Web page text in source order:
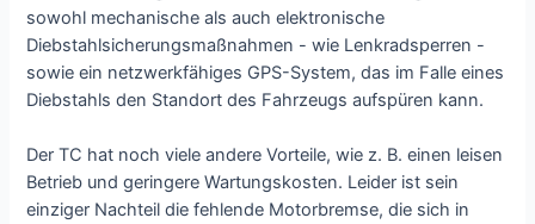
sowohl mechanische als auch elektronische
Diebstahlsicherungsmaßnahmen - wie Lenkradsperren -
sowie ein netzwerkfähiges GPS-System, das im Falle eines
Diebstahls den Standort des Fahrzeugs aufspüren kann.
Der TC hat noch viele andere Vorteile, wie z. B. einen leisen
Betrieb und geringere Wartungskosten. Leider ist sein
einziger Nachteil die fehlende Motorbremse, die sich in